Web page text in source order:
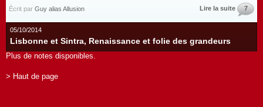
Écrit par Guy alias Allusion Lire la suite 7
05/10/2014
Lisbonne et Sintra, Renaissance et folie des grandeurs
Plus de notes disponibles.
> Haut de page